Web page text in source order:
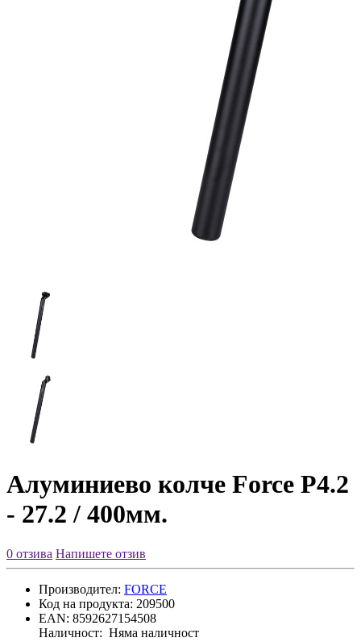
Алуминиево колче Force P4.2
- 27.2 / 400мм.
0 отзива Напишете отзив
Производител: FORCE
Код на продукта: 209500
EAN: 8592627154508
Наличност: Няма наличност